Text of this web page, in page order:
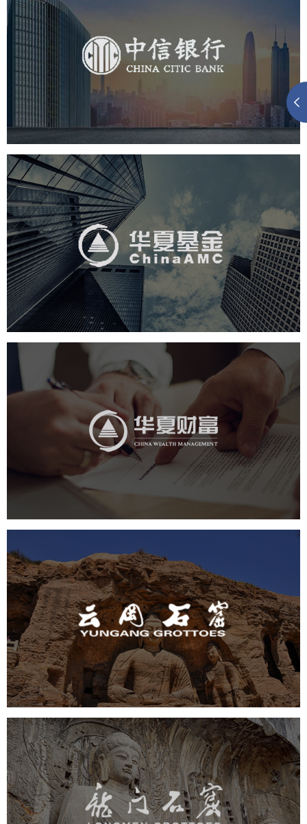
金融保险 银行
华夏基金
金融保险 基金 社区网站 网页设计
业务系统
互动营销
华夏财富
金融保险 社区网站 网页设计 业务系统
云冈石窟
旅游休闲 景区网站建设 品牌官网
网页设计
景区
龙门石窟